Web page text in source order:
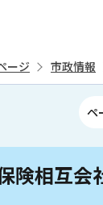
ージ 市政情報
ペ
険相互会